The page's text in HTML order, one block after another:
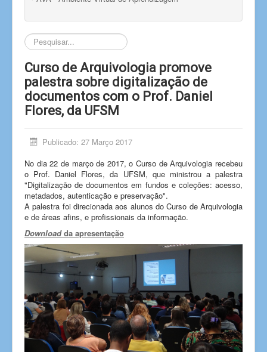
Pesquisar...
Curso de Arquivologia promove
palestra sobre digitalização de
documentos com o Prof. Daniel
Flores, da UFSM
Publicado: 27 Março 2017
No dia 22 de março de 2017, o Curso de Arquivologia recebeu
o Prof. Daniel Flores, da UFSM, que ministrou a palestra
"Digitalização de documentos em fundos e coleções: acesso,
metadados, autenticação e preservação".
A palestra foi direcionada aos alunos do Curso de Arquivologia
e de áreas afins, e profissionais da informação.
Downloadda apresentação